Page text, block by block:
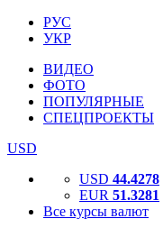
РУС
УКР
ВИДЕО
ФОТО
ПОПУЛЯРНЫЕ
СПЕЦПРОЕКТЫ
USD
USD 44.4278
EUR 51.3281
Все курсы валют